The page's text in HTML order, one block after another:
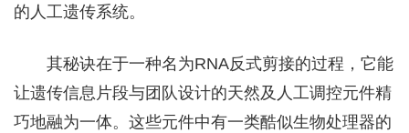
的人工遗传系统。
其秘诀在于一种名为RNA反式剪接的过程，它能
让遗传信息片段与团队设计的天然及人工调控元件精
巧地融为一体。这些元件中有一类酷似生物处理器的